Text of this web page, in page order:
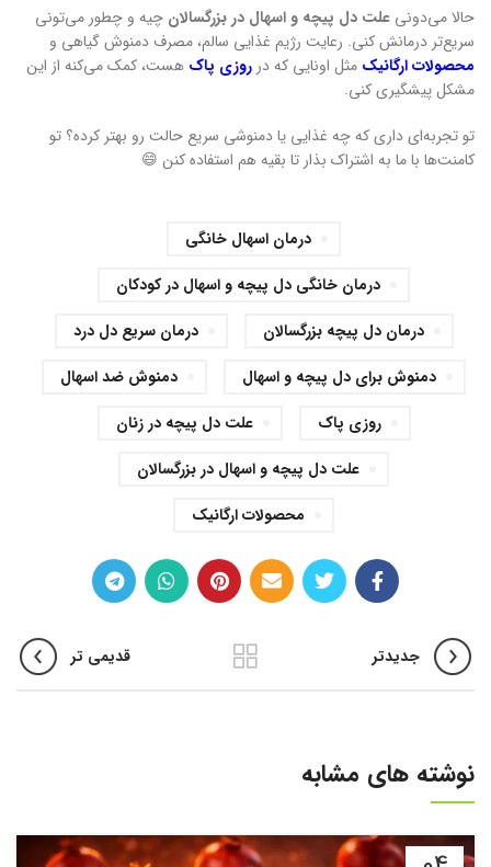
حالا می‌دونی علت دل پیچه و اسهال در بزرگسالان چیه و چطور می‌تونی
سریع‌تر درمانش کنی. رعایت رژیم غذایی سالم، مصرف دمنوش گیاهی و
محصولات ارگانیک مثل اونایی که در روزی پاک هست، کمک می‌کنه از این
مشکل پیشگیری کنی.
تو تجربه‌ای داری که چه غذایی یا دمنوشی سریع حالت رو بهتر کرده؟ تو
کامنت‌ها با ما به اشتراک بذار تا بقیه هم استفاده کنن 😄
درمان اسهال خانگی
درمان خانگی دل پیچه و اسهال در کودکان
درمان دل پیچه بزرگسالان
درمان سریع دل درد
دمنوش برای دل پیچه و اسهال
دمنوش ضد اسهال
روزی پاک
علت دل پیچه در زنان
علت دل پیچه و اسهال در بزرگسالان
محصولات ارگانیک
جدیدتر قدیمی تر
نوشته های مشابه